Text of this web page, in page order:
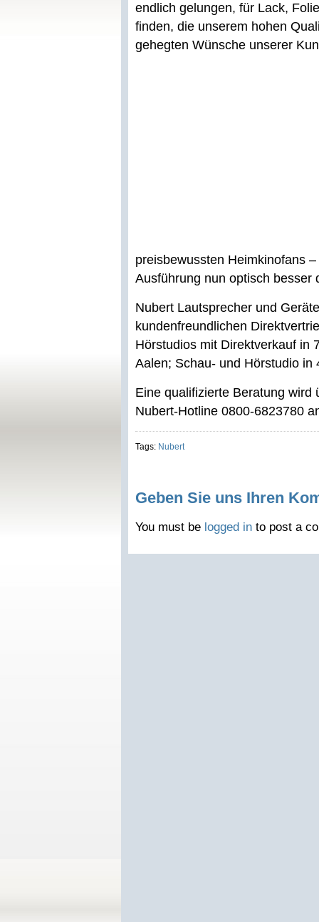
endlich gelungen, für Lack,
finden, die unserem hohen
gehegten Wünsche unserer
preisbewussten Heimkinofans
Ausführung nun optisch besser
Nubert Lautsprecher und
kundenfreundlichen
Hörstudios mit Direktverkauf in
Aalen; Schau- und Hörstudio in
Eine qualifizierte Beratung wird
Nubert-Hotline 0800-6823780
Tags: Nubert
Geben Sie uns Ihren
You must be logged in to post a